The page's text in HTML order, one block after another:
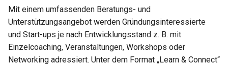
Mit einem umfassenden Beratungs- und
Unterstützungsangebot werden Gründungsinteressierte
und Start-ups je nach Entwicklungsstand z. B. mit
Einzelcoaching, Veranstaltungen, Workshops oder
Networking adressiert. Unter dem Format „Learn & Connect“